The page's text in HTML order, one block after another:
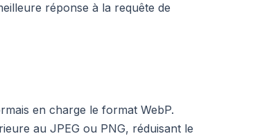
réponse à la requête de
en charge le format WebP.
au JPEG ou PNG, réduisant le